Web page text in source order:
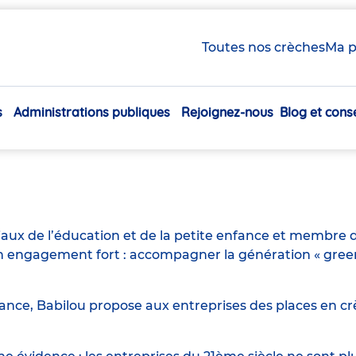
Toutes nos crèchesMa
Navigation
Administrations publiques Rejoignez-nous Blog et
H/F
de l’éducation et de la petite enfance et membre
engagement fort : accompagner la génération «
Babilou propose aux entreprises des places en